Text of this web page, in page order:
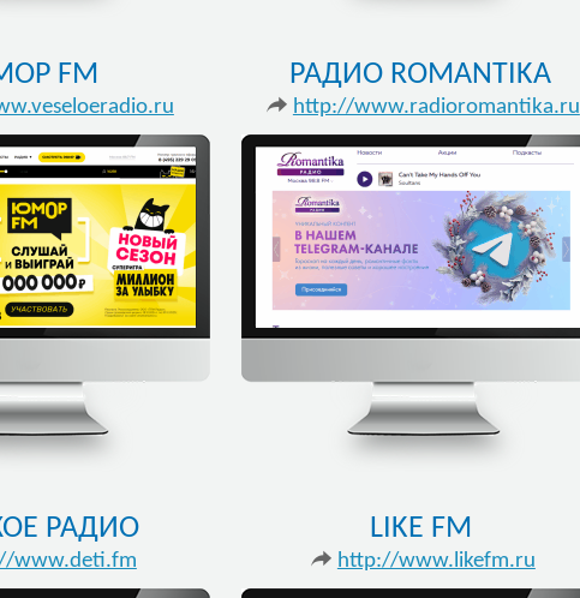
FM РАДИО ROMANTIKA
http://www.radioromantika.ru
РАДИО
www.deti.fm
LIKE FM
http://www.likefm.ru